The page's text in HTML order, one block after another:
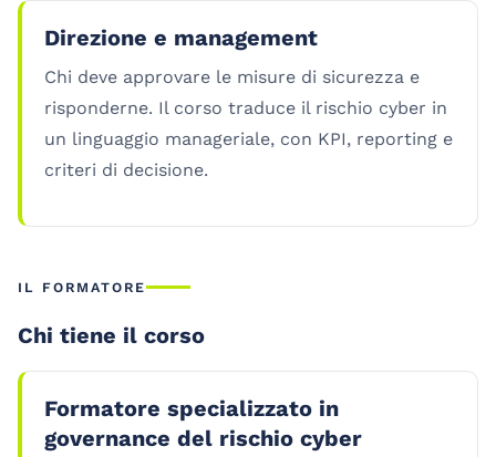
Direzione e management
Chi deve approvare le misure di sicurezza e
risponderne. Il corso traduce il rischio cyber in
un linguaggio manageriale, con KPI, reporting e
criteri di decisione.
IL FORMATORE
Chi tiene il corso
Formatore specializzato in
governance del rischio cyber